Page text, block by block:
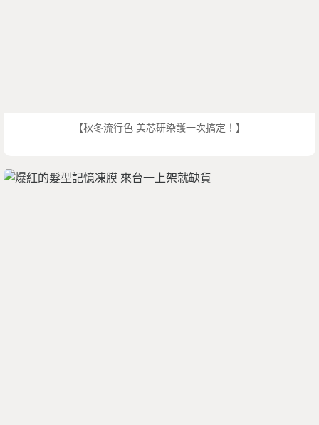
【秋冬流行色 美芯研染護一次搞定！】